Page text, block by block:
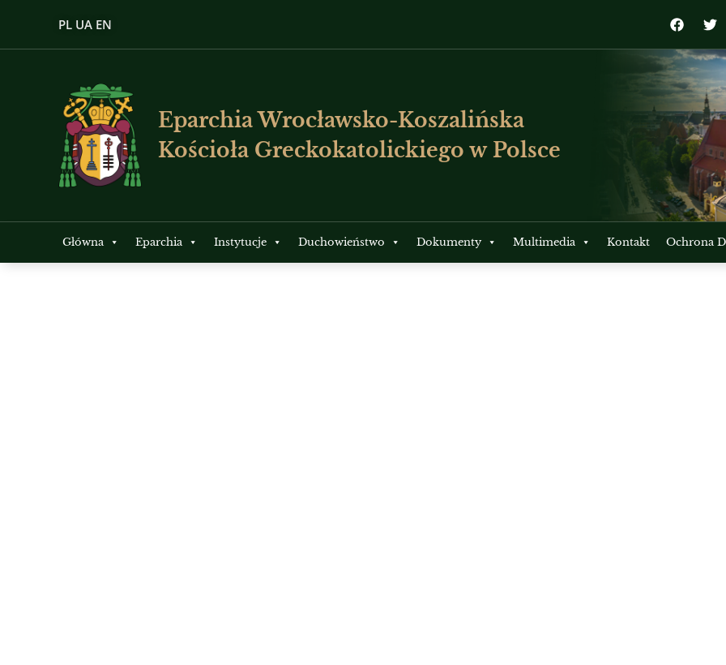
PL UA EN
Eparchia Wrocławsko-Koszalińska
Kościoła Greckokatolickiego w Polsce
Główna Eparchia Instytucje Duchowieństwo Dokumenty Multimedia Kontakt Ochrona